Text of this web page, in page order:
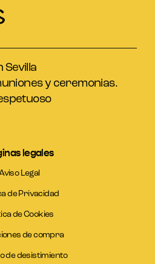
Sevilla
y ceremonias.
legales
Legal
de Privacidad
de Cookies
de compra
de desistimiento